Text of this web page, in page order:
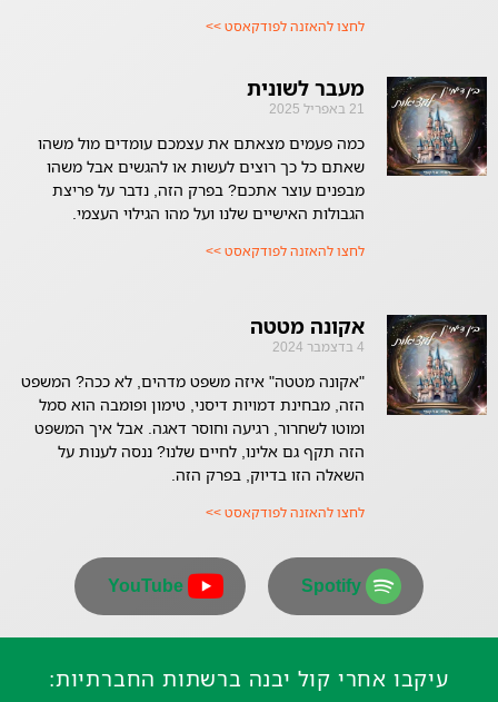
לחצו להאזנה לפודקאסט >>
מעבר לשונית
21 באפריל 2025
כמה פעמים מצאתם את עצמכם עומדים מול משהו
שאתם כל כך רוצים לעשות או להגשים אבל משהו
מבפנים עוצר אתכם? בפרק הזה, נדבר על פריצת
הגבולות האישיים שלנו ועל מהו הגילוי העצמי.
לחצו להאזנה לפודקאסט >>
אקונה מטטה
4 בדצמבר 2024
"אקונה מטטה" איזה משפט מדהים, לא ככה? המשפט
הזה, מבחינת דמויות דיסני, טימון ופומבה הוא סמל
ומוטו לשחרור, רגיעה וחוסר דאגה. אבל איך המשפט
הזה תקף גם אלינו, לחיים שלנו? ננסה לענות על
השאלה הזו בדיוק, בפרק הזה.
לחצו להאזנה לפודקאסט >>
Spotify
YouTube
עיקבו אחרי קול יבנה ברשתות החברתיות: